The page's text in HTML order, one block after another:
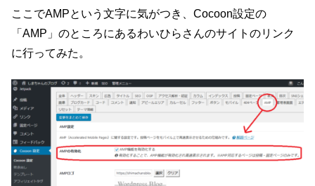
ここでAMPという文字に気がつき、Cocoon設定の
「AMP」のところにあるわいひらさんのサイトのリンク
に行ってみた。